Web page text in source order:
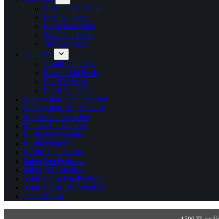
Desenli Fon Perde
Düz Fon Perde
Keten Fon Perde
Saten Fon Perde
Tül Fon Perde
Tül Perde
Çizgili Tül Perde
Desenli Tül Perde
Düz Tül Perde
Keten Tül Perde
Çocuk Odası Fon Perdeleri
Çocuk Odası Tül Perdeleri
Mutfak Fon Perdeleri
Mutfak Tül Perdeleri
Rustik Fon Perdeler
Rustik Perdeler
Rustik Tül Perdeler
Salon Fon Perdeleri
Salon Tül Perdeleri
Yatak Odası Fon Perdeleri
Yatak Odası Tül Perdeleri
Tüm Ürünler